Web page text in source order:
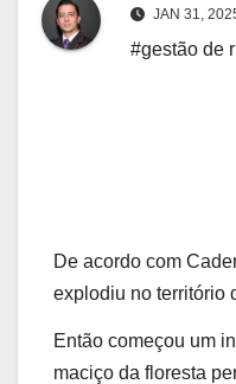
JAN 31,
#gestão de
De acordo com
explodiu no território
Então começou um
maciço da floresta